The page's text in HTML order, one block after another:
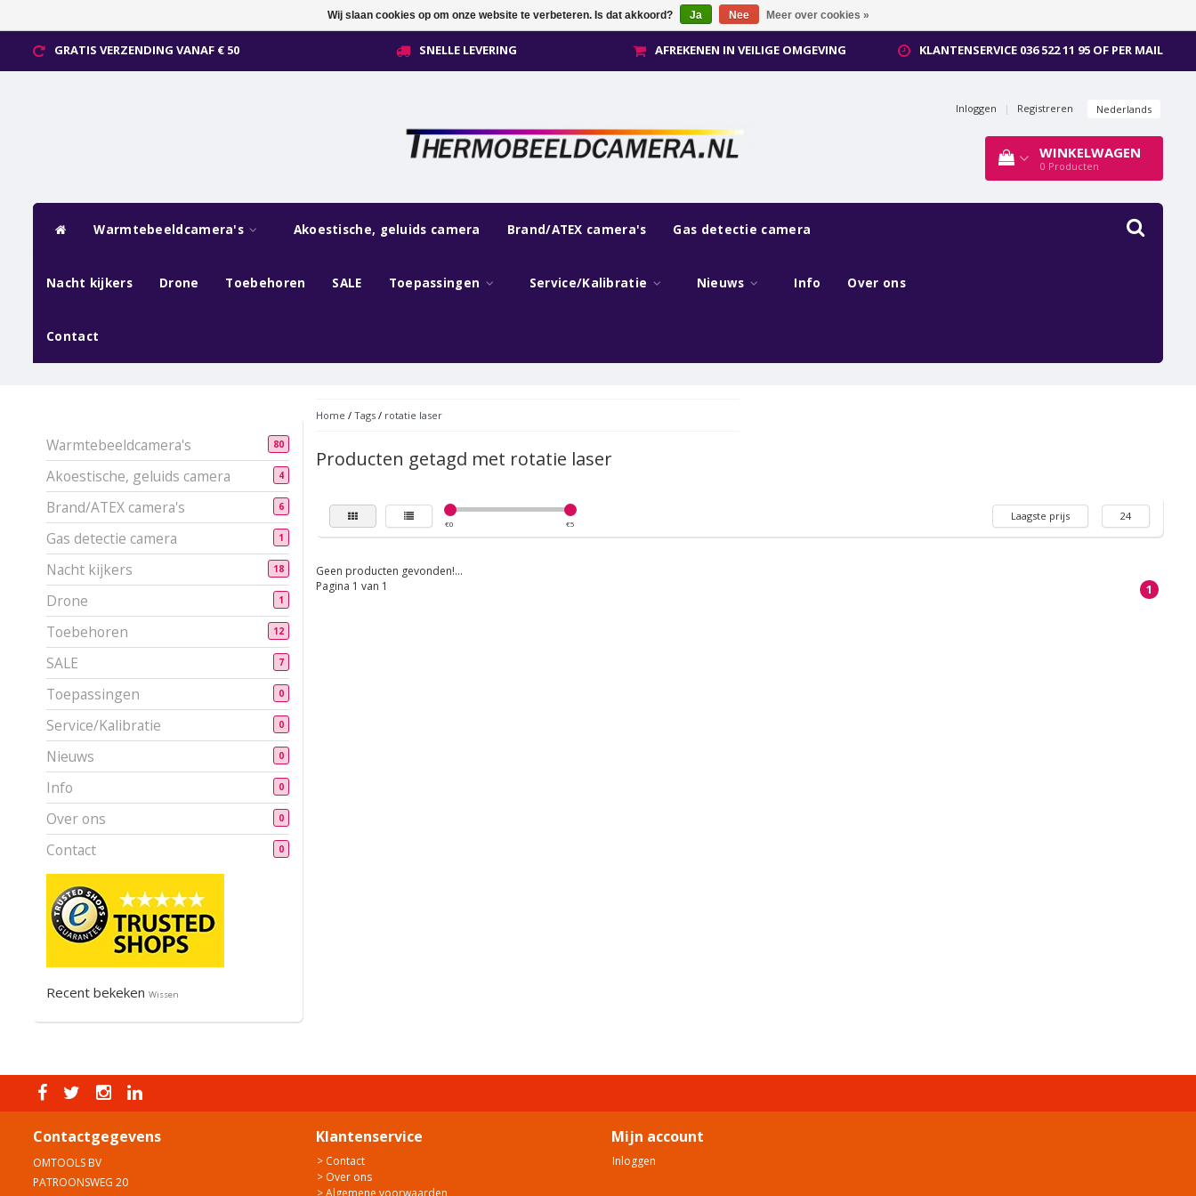
GRATIS VERZENDING VANAF € 50 SNELLE LEVERING AFREKENEN IN VEILIGE OMGEVING KLANTENSERVICE 036 522 11 95 OF PER MAIL
Inloggen | Registreren Nederlands
WINKELWAGEN
0 Producten
Warmtebeeldcamera's Akoestische, geluids camera Brand/ATEX camera's Gas detectie camera
Nacht kijkers Drone Toebehoren SALE Toepassingen Service/Kalibratie Nieuws Info Over ons
Contact
Warmtebeeldcamera's 80
Akoestische, geluids camera 4
Brand/ATEX camera's 6
Gas detectie camera 1
Nacht kijkers 18
Drone 1
Toebehoren 12
SALE 7
Toepassingen 0
Service/Kalibratie 0
Nieuws 0
Info 0
Over ons 0
Contact 0
Recent bekeken Wissen
Home / Tags/ rotatie laser
Producten getagd met rotatie laser
€0 €5
Laagste prijs 24
Geen producten gevonden!...
Pagina 1 van 1
1
Contactgegevens
OMTOOLS BV
PATROONSWEG 20
Klantenservice
> Contact
> Over ons
> Algemene voorwaarden
Mijn account
Inloggen
Wij slaan cookies op om onze website te verbeteren. Is dat akkoord? Ja Nee Meer over cookies »